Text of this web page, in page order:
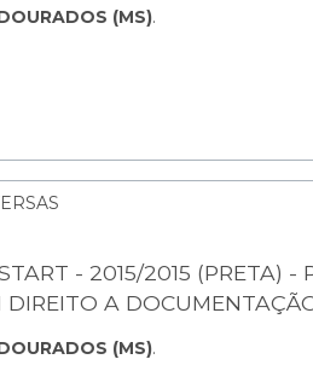
(MS).
- 2015/2015 (PRETA) -
DIREITO A
(MS).